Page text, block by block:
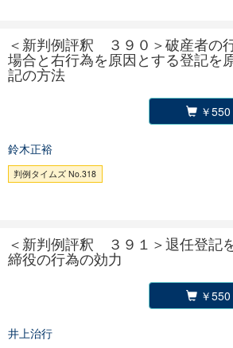
＜新判例評釈 ３９０＞破産者の
場合と右行為を原因とする登記を
記の方法
￥550
鈴木正裕
判例タイムズ No.318
＜新判例評釈 ３９１＞退任登記
締役の行為の効力
￥550
井上治行